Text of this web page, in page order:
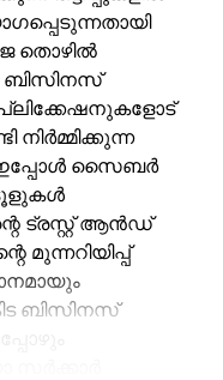
തൊഴില്‍
നിര്‍മ്മിക്കുന്ന
ഇപ്പോള്‍ സൈബര്‍
ടൂളുകള്‍
ട്രസ്റ്റ് ആന്‍ഡ്
മുന്നറിയിപ്പ്
ബിസിനസ്